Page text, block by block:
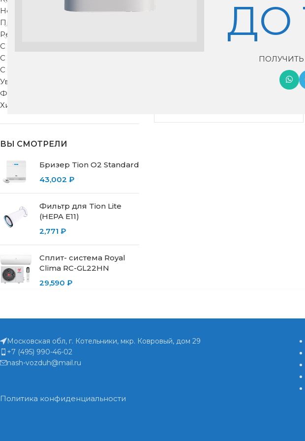
ДО
Недорогие
Приточные клапаны
Рекуператоры
С защитой от запахов
С подогревом
С тонкой фильтрацией
Увлажнители воздуха
Фильтры для вентиляции
Хиты продаж
ВЫ СМОТРЕЛИ
Бризер Tion O2 Standard
43,002 ₽
Фильтр для Tion Lite
(HEPA E11)
2,771 ₽
Сплит- система Royal
Clima RC-GL22HN
29,590 ₽
Сплит-система Hisense AS-
Московская обл, г. Котельники, мкр. Ковровый, дом 29
+7 (495) 990-46-02
nash-vozduh@mail.ru
Политика конфиденциальности